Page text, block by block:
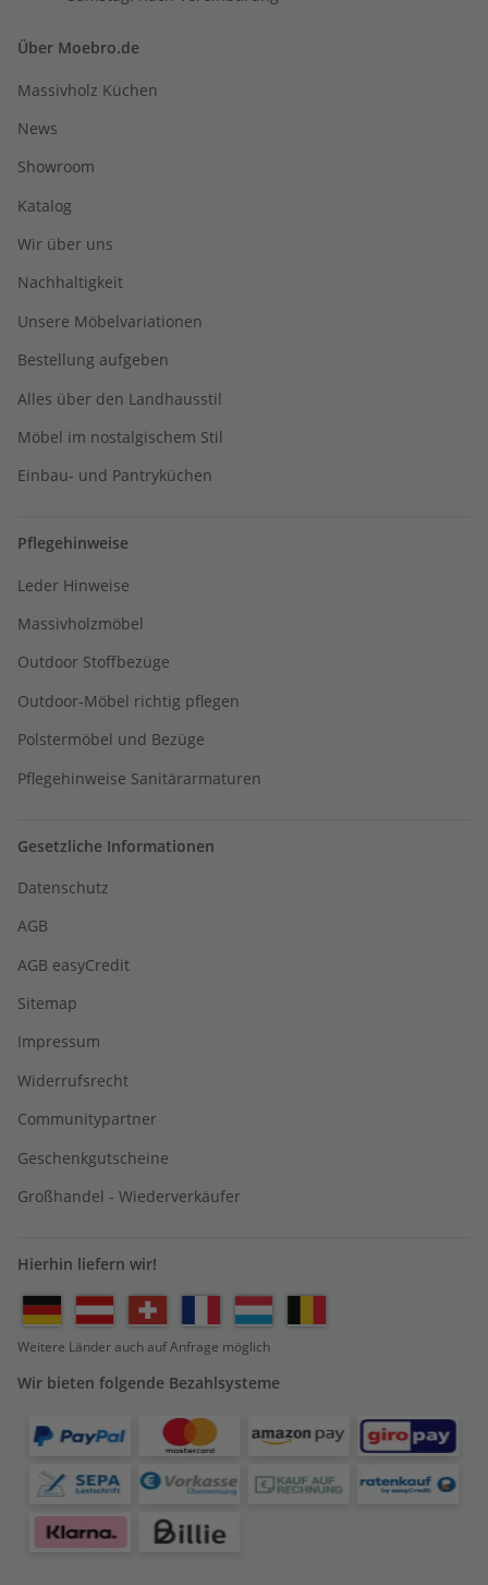
Über Moebro.de
Massivholz Küchen
News
Showroom
Katalog
Wir über uns
Nachhaltigkeit
Unsere Möbelvariationen
Bestellung aufgeben
Alles über den Landhausstil
Möbel im nostalgischem Stil
Einbau- und Pantryküchen
Pflegehinweise
Leder Hinweise
Massivholzmöbel
Outdoor Stoffbezüge
Outdoor-Möbel richtig pflegen
Polstermöbel und Bezüge
Pflegehinweise Sanitärarmaturen
Gesetzliche Informationen
Datenschutz
AGB
AGB easyCredit
Sitemap
Impressum
Widerrufsrecht
Communitypartner
Geschenkgutscheine
Großhandel - Wiederverkäufer
Hierhin liefern wir!
Weitere Länder auch auf Anfrage möglich
Wir bieten folgende Bezahlsysteme